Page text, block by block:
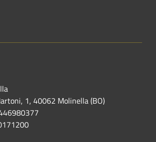
1, 40062 Molinella (BO)